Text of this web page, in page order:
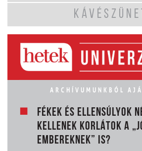
ARCHÍVUMUNKBÓL
FÉKEK ÉS ELLENSÚLYOK
KELLENEK KORLÁTOK A
EMBEREKNEK” IS?